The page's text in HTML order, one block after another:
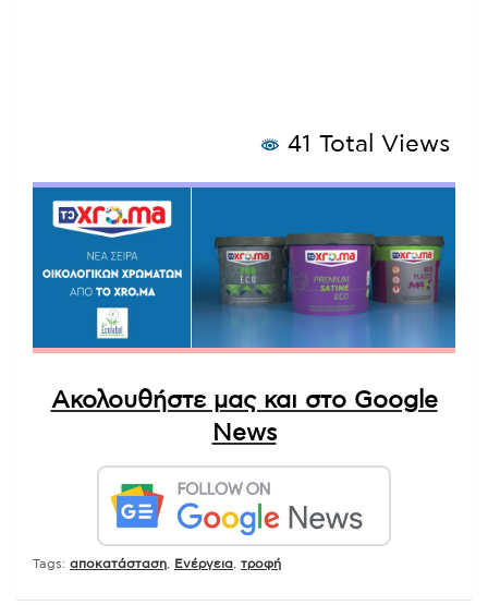
41 Total Views
Ακολουθήστε μας και στο Google
News
Tags: αποκατάσταση Ενέργεια τροφή